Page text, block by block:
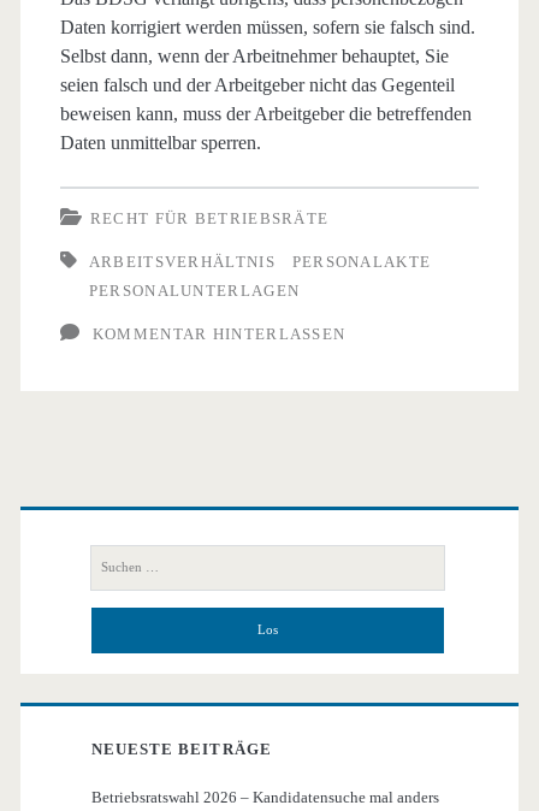
Daten korrigiert werden müssen, sofern sie falsch sind.
Selbst dann, wenn der Arbeitnehmer behauptet, Sie
seien falsch und der Arbeitgeber nicht das Gegenteil
beweisen kann, muss der Arbeitgeber die betreffenden
Daten unmittelbar sperren.
RECHT FÜR BETRIEBSRÄTE
ARBEITSVERHÄLTNIS
PERSONALAKTE
PERSONALUNTERLAGEN
KOMMENTAR HINTERLASSEN
Primäre
Seitenleiste
nach:
NEUESTE BEITRÄGE
Betriebsratswahl 2026 – Kandidatensuche mal anders